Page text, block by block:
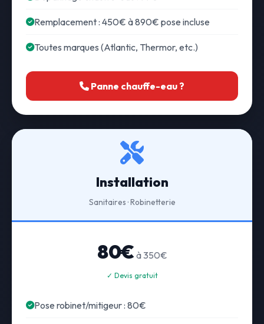
Remplacement : 450€ à 890€ pose incluse
Toutes marques (Atlantic, Thermor, etc.)
Panne chauffe-eau ?
Installation
Sanitaires · Robinetterie
80€ à 350€
✓ Devis gratuit
Pose robinet/mitigeur : 80€